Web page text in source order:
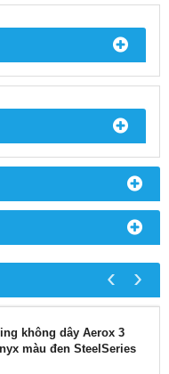
không dây Aerox 3
màu đen SteelSeries
‹ ›